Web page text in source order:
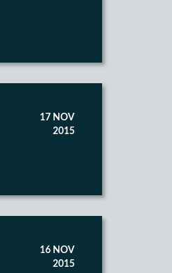
17 NOV
2015
16 NOV
2015